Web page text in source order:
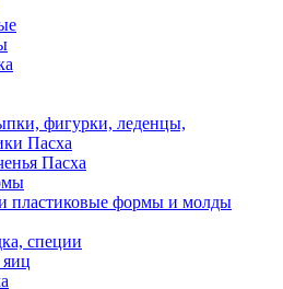
фигурки, леденцы,
Пасха
Пасха
пластиковые формы и молды
специи
яиц